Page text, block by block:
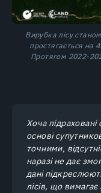
Вирубка лісу
простягається на
Протягом 2022-
Хоча підраховані
основі
точними,
наразі не дає
дані
лісів, що вимагає